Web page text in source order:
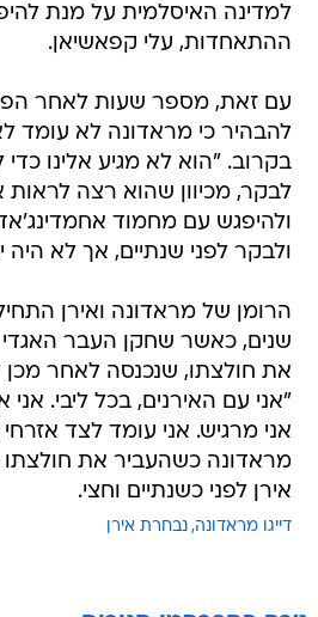
למדינה האיסלמית על מנת
ההתאחדות, עלי קפאשיאן.
עם זאת, מספר שעות לאחר
להבהיר כי מראדונה לא עומד
בקרוב. "הוא לא מגיע אלינו
לבקר, מכיוון שהוא רצה לראות
ולהיפגש עם מחמוד
ולבקר לפני שנתיים, אך לא היה
הרומן של מראדונה ואירן
שנים, כאשר שחקן העבר האגדי
את חולצתו, שנכנסה לאחר מכן
"אני עם האירנים, בכל ליבי. אני
אני מרגיש. אני עומד לצד
מראדונה כשהעביר את
אירן לפני כשנתיים וחצי.
דייגו מראדונה נבחרת אירן